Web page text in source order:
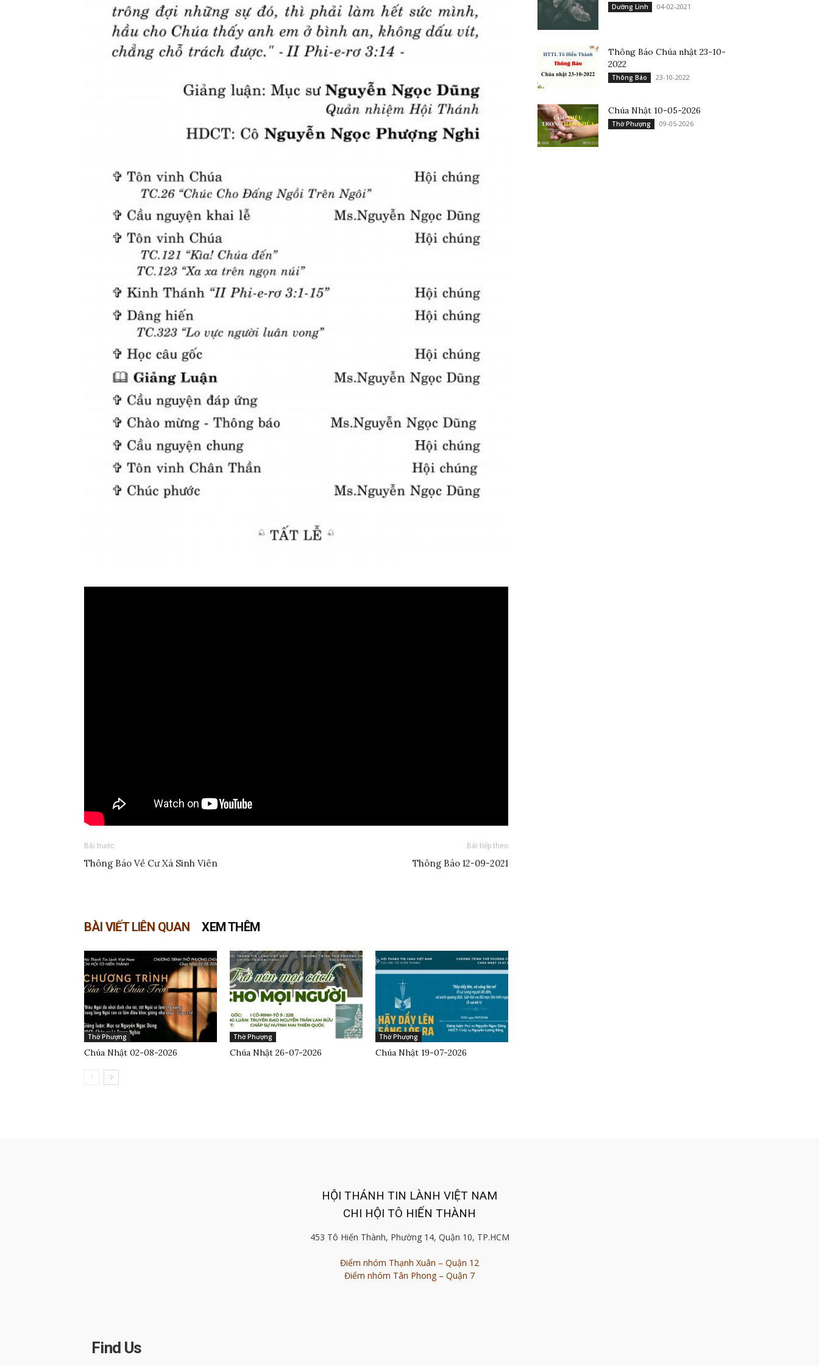
Bài trước
Thông Báo Về Cư Xá Sinh Viên
Bài tiếp theo
Thông Báo 12-09-2021
BÀI VIẾT LIÊN QUAN XEM THÊM
Thờ Phượng
Chúa Nhật 02-08-2026
Thờ Phượng
Chúa Nhật 26-07-2026
Thờ Phượng
Chúa Nhật 19-07-2026
Dưỡng Linh 04-02-2021
Thông Báo Chúa nhật 23-10-
2022
Thông Báo 23-10-2022
Chúa Nhật 10-05-2026
Thờ Phượng 09-05-2026
HỘI THÁNH TIN LÀNH VIỆT NAM
CHI HỘI TÔ HIẾN THÀNH
453 Tô Hiến Thành, Phường 14, Quận 10, TP.HCM
Điểm nhóm Thạnh Xuân – Quận 12
Điểm nhóm Tân Phong – Quận 7
Find Us